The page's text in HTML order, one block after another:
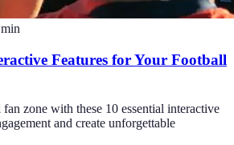
min
Features for Your Football
zone with these 10 essential interactive
and create unforgettable